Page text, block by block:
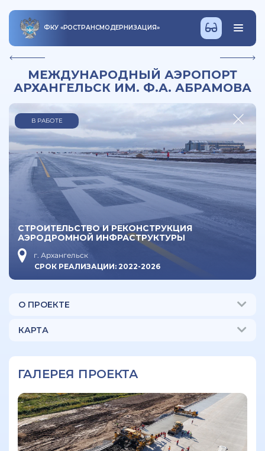
ФКУ «РОСТРАНСМОДЕРНИЗАЦИЯ»
МЕЖДУНАРОДНЫЙ АЭРОПОРТ
АРХАНГЕЛЬСК ИМ. Ф.А. АБРАМОВА
В РАБОТЕ
СТРОИТЕЛЬСТВО И РЕКОНСТРУКЦИЯ
АЭРОДРОМНОЙ ИНФРАСТРУКТУРЫ
г. Архангельск
СРОК РЕАЛИЗАЦИИ: 2022-2026
О ПРОЕКТЕ
КАРТА
ГАЛЕРЕЯ ПРОЕКТА